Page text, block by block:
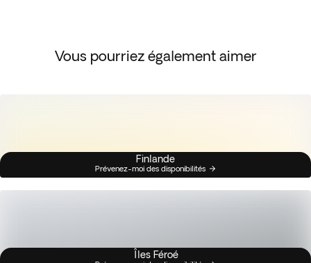
Vous pourriez également aimer
Finlande
Prévenez-moi des disponibilités
Îles Féroé